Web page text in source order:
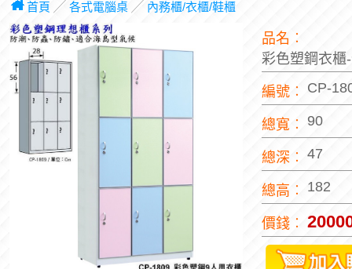
首頁 ╱ 各式電腦桌╱ 內務櫃/衣櫃/鞋櫃
品名︰
彩色塑鋼衣
編號︰ CP-
總寬︰ 90
總深︰ 47
總高︰ 182
價錢︰